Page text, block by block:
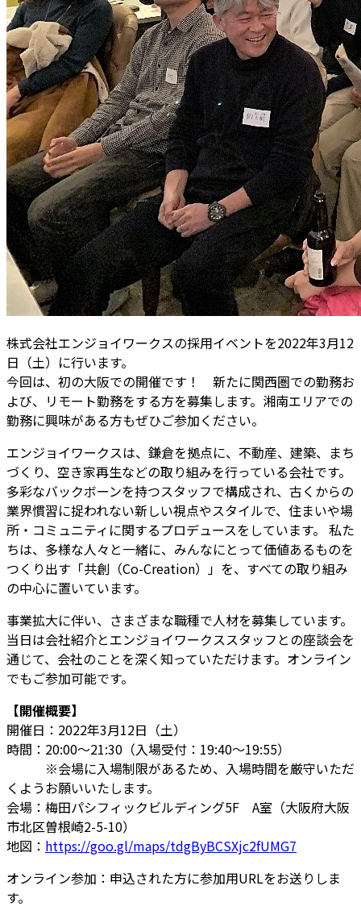
株式会社エンジョイワークスの採用イベントを2022年3月12
日（土）に行います。
今回は、初の大阪での開催です！ 新たに関西圏での勤務お
よび、リモート勤務をする方を募集します。湘南エリアでの
勤務に興味がある方もぜひご参加ください。
エンジョイワークスは、鎌倉を拠点に、不動産、建築、まち
づくり、空き家再生などの取り組みを行っている会社です。
多彩なバックボーンを持つスタッフで構成され、古くからの
業界慣習に捉われない新しい視点やスタイルで、住まいや場
所・コミュニティに関するプロデュースをしています。 私た
ちは、多様な人々と一緒に、みんなにとって価値あるものを
つくり出す「共創（Co-Creation）」を、すべての取り組み
の中心に置いています。
事業拡大に伴い、さまざまな職種で人材を募集しています。
当日は会社紹介とエンジョイワークススタッフとの座談会を
通じて、会社のことを深く知っていただけます。オンライン
でもご参加可能です。
【開催概要】
開催日：2022年3月12日（土）
時間：20:00～21:30（入場受付：19:40～19:55）
※会場に入場制限があるため、入場時間を厳守いただ
くようお願いいたします。
会場：梅田パシフィックビルディング5F A室（大阪府大阪
市北区曽根崎2-5-10）
地図： https://goo.gl/maps/tdgByBCSXjc2fUMG7
オンライン参加：申込された方に参加用URLをお送りしま
す。